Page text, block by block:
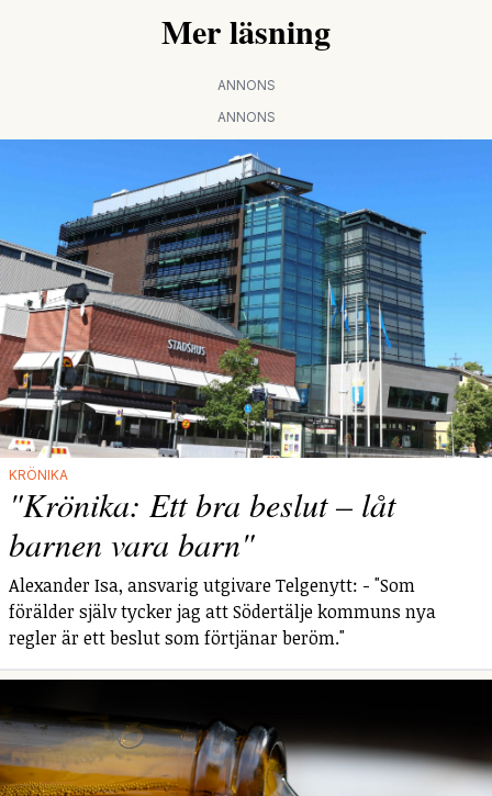
Mer läsning
ANNONS
ANNONS
KRÖNIKA
"Krönika: Ett bra beslut – låt
barnen vara barn"
Alexander Isa, ansvarig utgivare Telgenytt: - "Som
förälder själv tycker jag att Södertälje kommuns nya
regler är ett beslut som förtjänar beröm."